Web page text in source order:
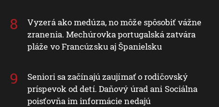
Vyzerá ako medúza, no môže spôsobiť vážne
zranenia. Mechúrovka portugalská zatvára
pláže vo Francúzsku aj Španielsku
Seniori sa začínajú zaujímať o rodičovský
príspevok od detí. Daňový úrad ani Sociálna
poisťovňa im informácie nedajú